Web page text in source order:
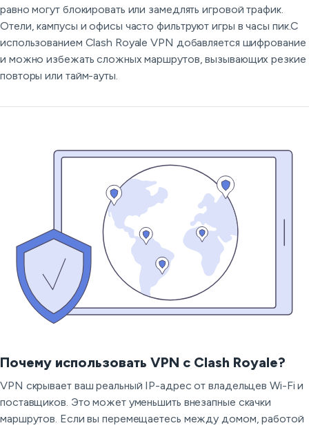
равно могут блокировать или замедлять игровой трафик.
Отели, кампусы и офисы часто фильтруют игры в часы пик.С
использованием Clash Royale VPN добавляется шифрование
и можно избежать сложных маршрутов, вызывающих резкие
повторы или тайм-ауты.
Почему использовать VPN с Clash Royale?
VPN скрывает ваш реальный IP-адрес от владельцев Wi-Fi и
поставщиков. Это может уменьшить внезапные скачки
маршрутов. Если вы перемещаетесь между домом, работой